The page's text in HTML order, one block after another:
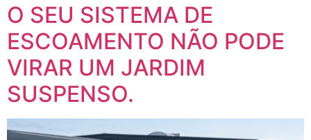
O SEU SISTEMA DE
ESCOAMENTO NÃO PODE
VIRAR UM JARDIM
SUSPENSO.